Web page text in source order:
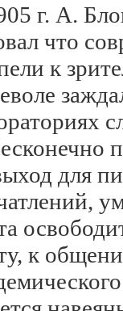
г. А.
что
к
для
к